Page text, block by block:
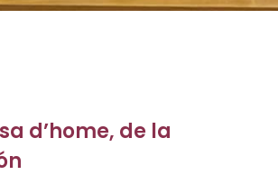
d’home, de la